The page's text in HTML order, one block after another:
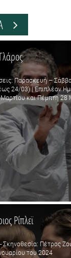
Παρασκευή –
24/03) | Επιπλέον
και Πέμπτη 28
Ρίπλεϊ
Πέτρος
του 2024